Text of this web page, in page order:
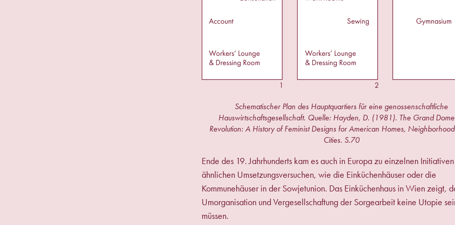
Schematischer Plan des Hauptquartiers für eine genossenschaftliche
Hauswirtschaftsgesellschaft. Quelle: Hayden, D. (1981). The Grand
Revolution: A History of Feminist Designs for American Homes,
Cities. S.70
Ende des 19. Jahrhunderts kam es auch in Europa zu einzelnen
ähnlichen Umsetzungsversuchen, wie die Einküchenhäuser oder die
Kommunehäuser in der Sowjetunion. Das Einküchenhaus in Wien zeigt,
Umorganisation und Vergesellschaftung der Sorgearbeit keine Utopie
müssen.